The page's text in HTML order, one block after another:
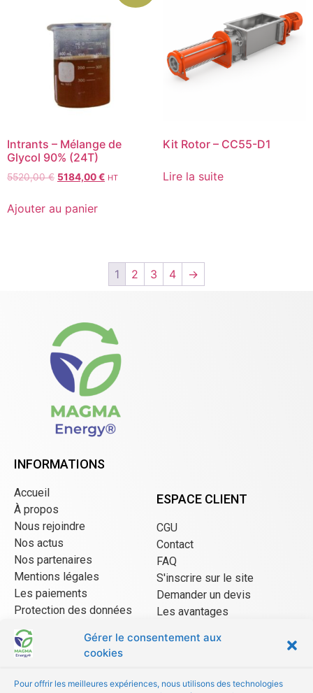
Gérer le consentement aux
cookies
Pour offrir les meilleures expériences, nous utilisons des technologies
Intrants – Mélange de
Glycol 90% (24T)
5520,00€ 5184,00€ HT
Ajouter au panier
Kit Rotor – CC55-D1
Lire la suite
1 2 3 4 →
INFORMATIONS
Accueil
À propos
Nous rejoindre
Nos actus
Nos partenaires
Mentions légales
Les paiements
Protection des données
CGU Mangopay
ESPACE CLIENT
CGU
Contact
FAQ
S'inscrire sur le site
Demander un devis
Les avantages